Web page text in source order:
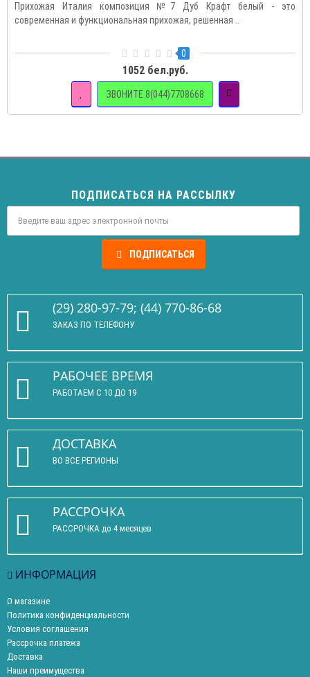
Прихожая Италия композиция №7 Дуб Крафт белый - это
современная и функциональная прихожая, решенная ..
0
1052 бел.руб.
ЗВОНИТЕ 8(044)7708668
ПОДПИСАТЬСЯ НА РАССЫЛКУ
ПОДПИСАТЬСЯ
(29) 280-97-79; (44) 770-86-68
ЗАКАЗ ПО ТЕЛЕФОНУ
РАБОЧЕЕ ВРЕМЯ
РАБОТАЕМ С 10 ДО 19
ДОСТАВКА
ВО ВСЕ РЕГИОНЫ
РАССРОЧКА
РАССРОЧКА до 4 месяцев
ИНФОРМАЦИЯ
О магазине
Политика конфиденциальности
Условия соглашения
Рассрочка платежа
Доставка
Наши преимущества